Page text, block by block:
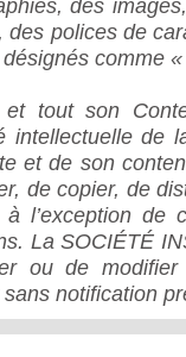
des
des polices de
comme
tout son
intellectuelle de
et de son
de copier, de
à l’exception de
La SOCIÉTÉ
ou de
notification